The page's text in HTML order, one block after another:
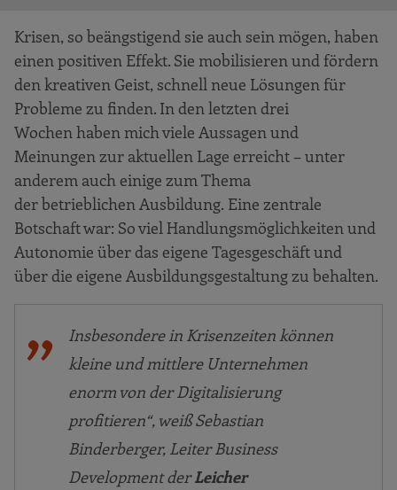
Krisen, so beängstigend sie auch sein mögen, haben
einen positiven Effekt. Sie mobilisieren und fördern
den kreativen Geist, schnell neue Lösungen für
Probleme zu finden. In den letzten drei
Wochen haben mich viele Aussagen und
Meinungen zur aktuellen Lage erreicht – unter
anderem auch einige zum Thema
der betrieblichen Ausbildung. Eine zentrale
Botschaft war: So viel Handlungsmöglichkeiten und
Autonomie über das eigene Tagesgeschäft und
über die eigene Ausbildungsgestaltung zu behalten.
Insbesondere in Krisenzeiten können
kleine und mittlere Unternehmen
enorm von der Digitalisierung
profitieren“, weiß Sebastian
Binderberger, Leiter Business
Development derLeicher